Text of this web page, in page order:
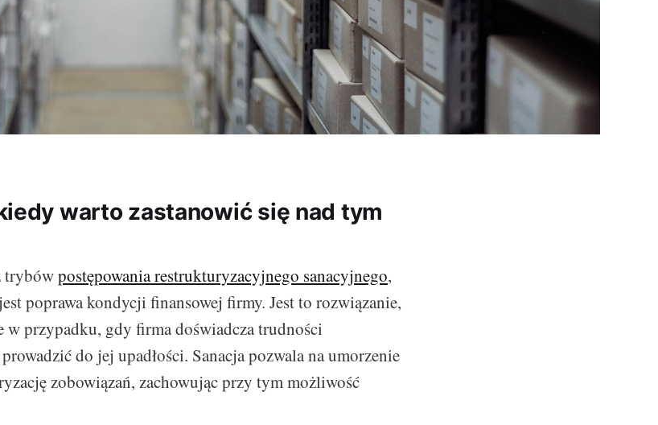
warto zastanowić się nad tym
trybówpostępowania restrukturyzacyjnego sanacyjnego,
poprawa kondycji finansowej firmy. Jest to rozwiązanie,
w przypadku, gdy firma doświadcza trudności
do jej upadłości. Sanacja pozwala na umorzenie
zobowiązań, zachowując przy tym możliwość